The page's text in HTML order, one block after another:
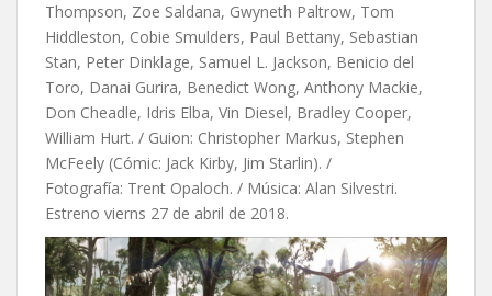
Thompson, Zoe Saldana, Gwyneth Paltrow, Tom
Hiddleston, Cobie Smulders, Paul Bettany, Sebastian
Stan, Peter Dinklage, Samuel L. Jackson, Benicio del
Toro, Danai Gurira, Benedict Wong, Anthony Mackie,
Don Cheadle, Idris Elba, Vin Diesel, Bradley Cooper,
William Hurt. / Guion: Christopher Markus, Stephen
McFeely (Cómic: Jack Kirby, Jim Starlin). /
Fotografía: Trent Opaloch. / Música: Alan Silvestri.
Estreno vierns 27 de abril de 2018.